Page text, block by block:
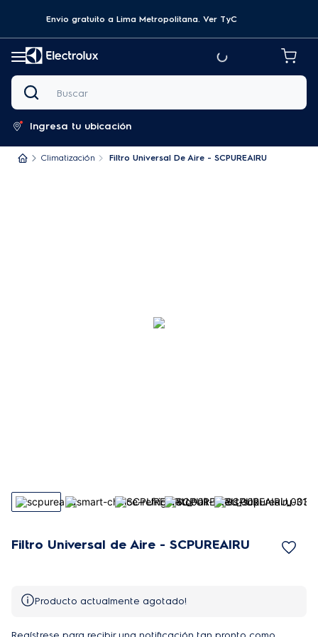
Envio gratuito a Lima Metropolitana. Ver TyC
Buscar
Ingresa tu ubicación
Climatización Filtro Universal De Aire - SCPUREAIRU
Filtro Universal de Aire - SCPUREAIRU
Producto actualmente agotado!